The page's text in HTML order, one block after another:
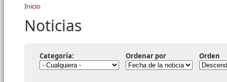
Se encuentra usted aquí
Inicio
Noticias
Categoría: Ordenar por Orden